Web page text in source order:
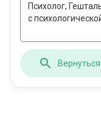
Психолог,
с